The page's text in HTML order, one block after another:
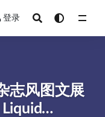
登录
志风图文展